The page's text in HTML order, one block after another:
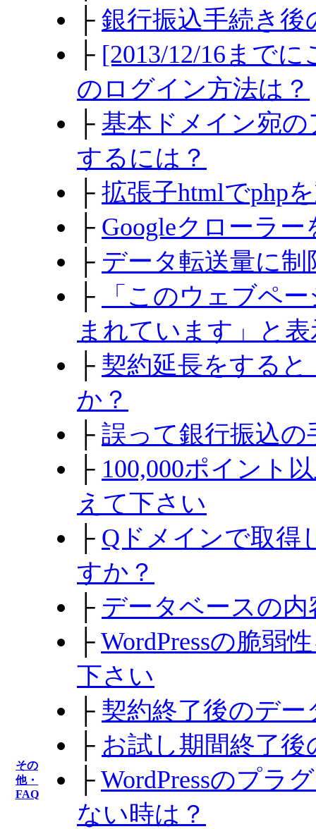
その
他・
FAQ
├ 銀行振込手続き
├ [2013/12/16まで
のログイン方法は？
├ 基本ドメイン宛
するには？
├ 拡張子htmlでphp
├ Googleクローラ
├ データ転送量に
├
「このウェブペ
まれています」と
├ 契約延長をする
か？
├ 誤って銀行振込
├ 100,000ポイント
えて下さい
├ Qドメインで取得
すか？
├ データベースの
├ WordPressの脆弱
下さい
├ 契約終了後のデー
├ お試し期間終了
├ WordPressのプラ
ない時は？